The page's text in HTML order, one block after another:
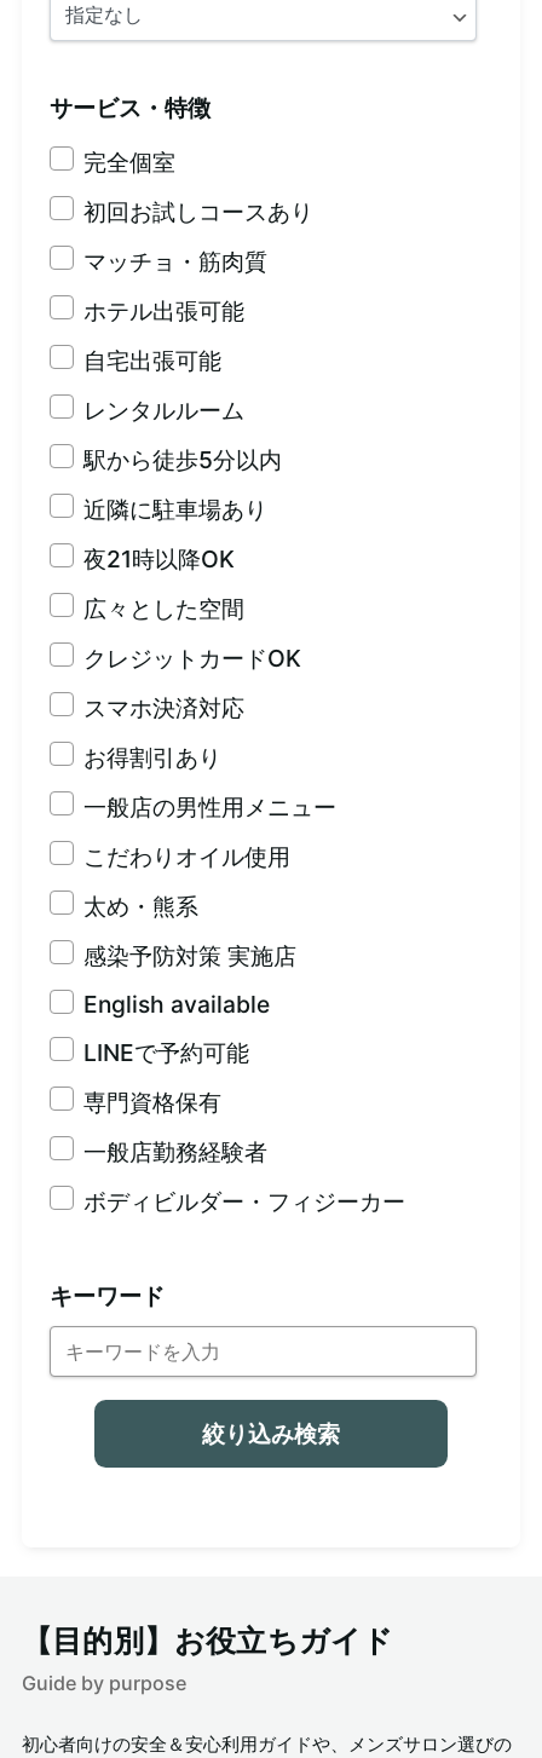
サービス・特徴
完全個室
初回お試しコースあり
マッチョ・筋肉質
ホテル出張可能
自宅出張可能
レンタルルーム
駅から徒歩5分以内
近隣に駐車場あり
夜21時以降OK
広々とした空間
クレジットカードOK
スマホ決済対応
お得割引あり
一般店の男性用メニュー
こだわりオイル使用
太め・熊系
感染予防対策 実施店
English available
LINEで予約可能
専門資格保有
一般店勤務経験者
ボディビルダー・フィジーカー
キーワード
絞り込み検索
【目的別】お役立ちガイド
Guide by purpose
初心者向けの安全＆安心利用ガイドや、メンズサロン選びの